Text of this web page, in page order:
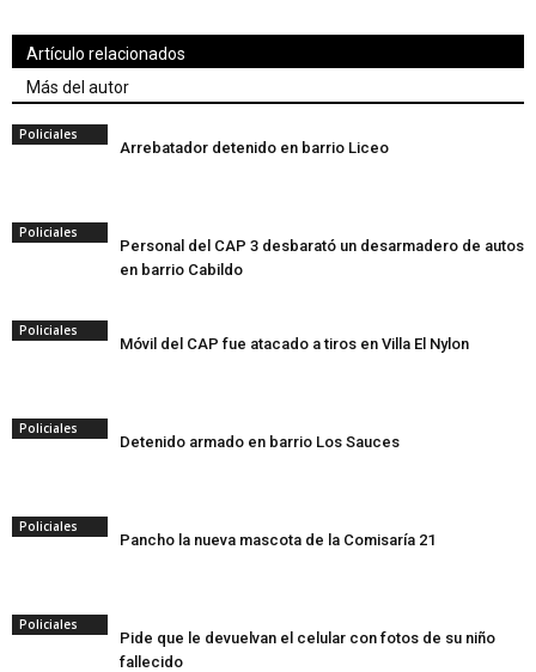
Artículo relacionados
Más del autor
Policiales
Arrebatador detenido en barrio Liceo
Policiales
Personal del CAP 3 desbarató un desarmadero de autos
en barrio Cabildo
Policiales
Móvil del CAP fue atacado a tiros en Villa El Nylon
Policiales
Detenido armado en barrio Los Sauces
Policiales
Pancho la nueva mascota de la Comisaría 21
Policiales
Pide que le devuelvan el celular con fotos de su niño
fallecido